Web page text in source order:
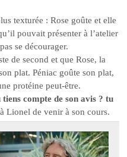
texturée : Rose goûte et elle
pouvait présenter à l’atelier
se décourager.
de second et que Rose, la
plat. Péniac goûte son plat,
protéine peut-être.
compte de son avis ? tu
Lionel de venir à son cours.